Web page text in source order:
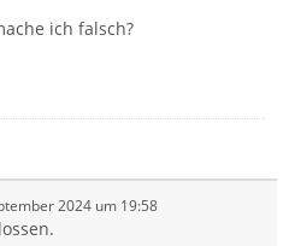
ich falsch?
2024 um 19:58